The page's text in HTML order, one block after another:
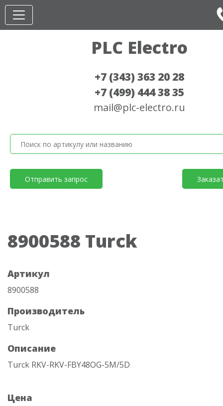
PLC Electro
+7 (343) 363 20 28
+7 (499) 444 38 35
mail@plc-electro.ru
Отправить запрос
8900588 Turck
Артикул
8900588
Производитель
Turck
Описание
Turck RKV-RKV-FBY48OG-5M/5D
Цена